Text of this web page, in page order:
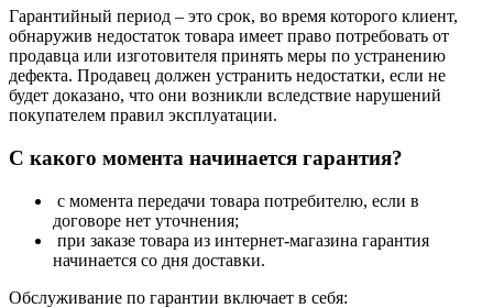
Гарантийный период – это срок, во время которого клиент,
обнаружив недостаток товара имеет право потребовать от
продавца или изготовителя принять меры по устранению
дефекта. Продавец должен устранить недостатки, если не
будет доказано, что они возникли вследствие нарушений
покупателем правил эксплуатации.
С какого момента начинается гарантия?
с момента передачи товара потребителю, если в
договоре нет уточнения;
при заказе товара из интернет-магазина гарантия
начинается со дня доставки.
Обслуживание по гарантии включает в себя: